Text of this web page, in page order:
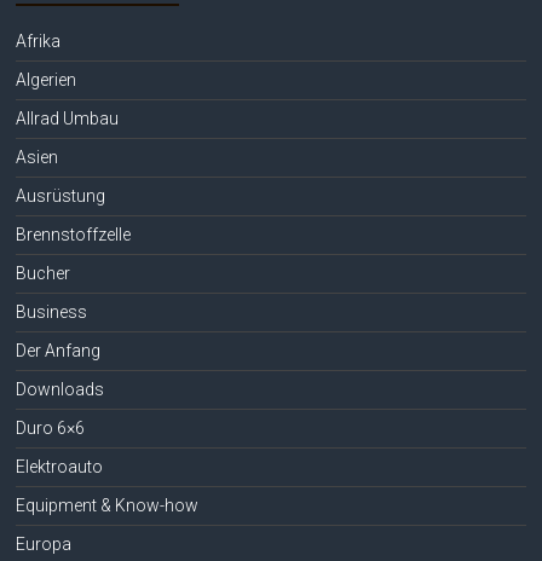
Afrika
Algerien
Allrad Umbau
Asien
Ausrüstung
Brennstoffzelle
Bucher
Business
Der Anfang
Downloads
Duro 6×6
Elektroauto
Equipment & Know-how
Europa